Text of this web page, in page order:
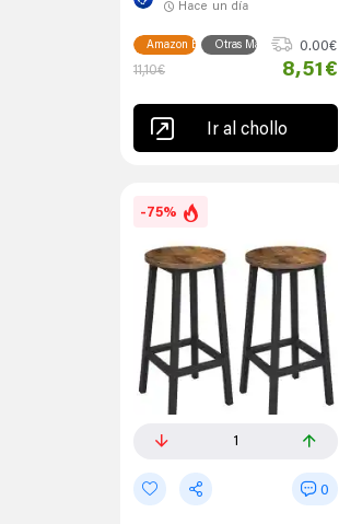
Hace un día
Amazon EspañaOtras Marcas
0.00€
11,10€
8,51€
Ir al chollo
-75%
1
0